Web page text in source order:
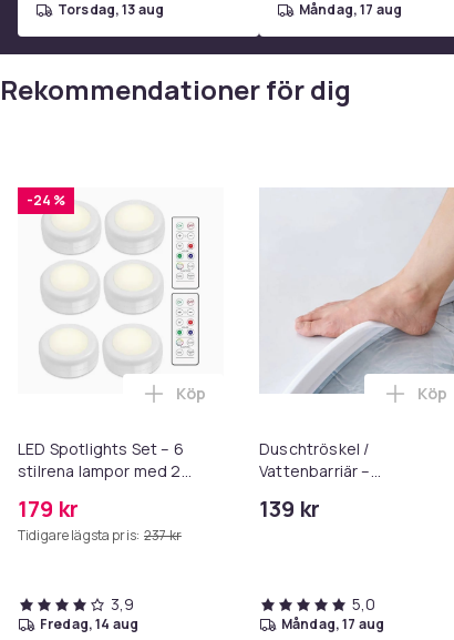
torsdag, 13 aug måndag, 17 aug
Rekommendationer för dig
-24 %
LED Spotlights Set – 6
stilrena lampor med 2
179 kr
Tidigare lägsta pris: 237 kr
Lägg till LED Spotlights Set – 6
Köp
3,9
fredag, 14 aug
Duschtröskel /
Vattenbarriär –
Håll ditt badrum torrt och
139 kr
Köp
5,0
måndag, 17 aug